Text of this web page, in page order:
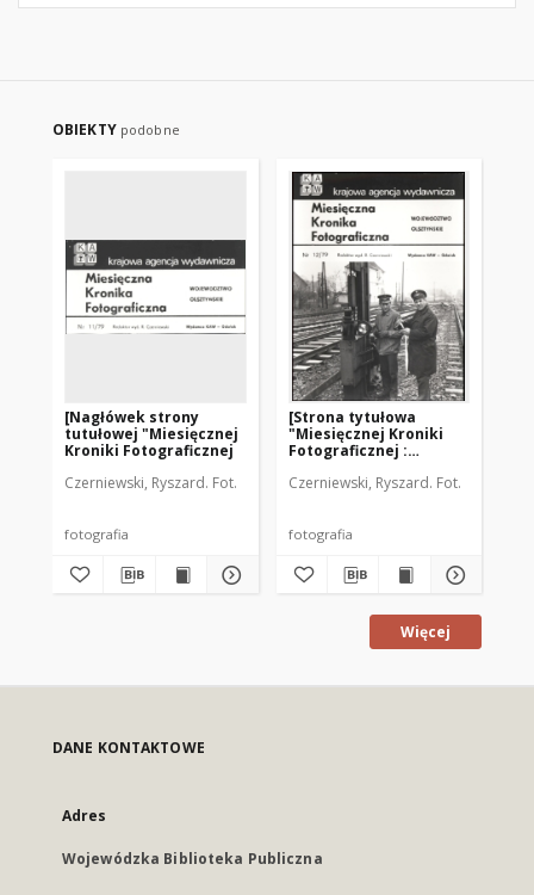
OBIEKTY podobne
[Nagłówek strony
tutułowej "Miesięcznej
Kroniki Fotograficznej
Czerniewski, Ryszard. Fot.
fotografia
[Strona tytułowa
"Miesięcznej Kroniki
Fotograficznej :
olsztyńskie" nr 12/79]
Czerniewski, Ryszard. Fot.
fotografia
Więcej
DANE KONTAKTOWE
Adres
Wojewódzka Biblioteka Publiczna